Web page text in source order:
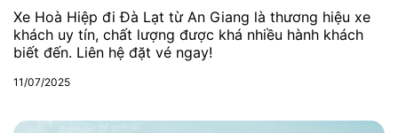
Xe Hoà Hiệp đi Đà Lạt từ An Giang là thương hiệu xe
khách uy tín, chất lượng được khá nhiều hành khách
biết đến. Liên hệ đặt vé ngay!
11/07/2025